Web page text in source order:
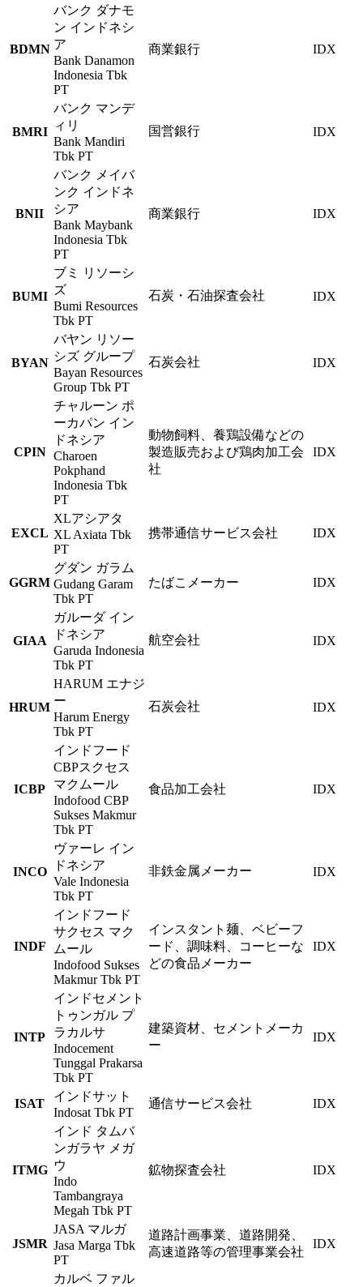
BDMN
バンク ダナモ
ン インドネシ
ア
Bank Danamon
Indonesia Tbk
PT
商業銀行 IDX
BMRI
バンク マンデ
ィリ
Bank Mandiri
Tbk PT
国営銀行 IDX
BNII
バンク メイバ
ンク インドネ
シア
Bank Maybank
Indonesia Tbk
PT
商業銀行 IDX
BUMI
ブミ リソーシ
ズ
Bumi Resources
Tbk PT
石炭・石油探査会社 IDX
BYAN
バヤン リソー
シズ グループ
Bayan Resources
Group Tbk PT
石炭会社 IDX
CPIN
チャルーン ポ
ーカパン イン
ドネシア
Charoen
Pokphand
Indonesia Tbk
PT
動物飼料、養鶏設備などの
製造販売および鶏肉加工会
社
IDX
EXCL
XLアシアタ
XL Axiata Tbk
PT
携帯通信サービス会社 IDX
GGRM
グダン ガラム
Gudang Garam
Tbk PT
たばこメーカー IDX
GIAA
ガルーダ イン
ドネシア
Garuda Indonesia
Tbk PT
航空会社 IDX
HRUM
HARUM エナジ
ー
Harum Energy
Tbk PT
石炭会社 IDX
ICBP
インドフード
CBPスクセス
マクムール
Indofood CBP
Sukses Makmur
Tbk PT
食品加工会社 IDX
INCO
ヴァーレ イン
ドネシア
Vale Indonesia
Tbk PT
非鉄金属メーカー IDX
INDF
インドフード
サクセス マク
ムール
Indofood Sukses
Makmur Tbk PT
インスタント麺、ベビーフ
ード、調味料、コーヒーな
どの食品メーカー
IDX
INTP
インドセメント
トゥンガル プ
ラカルサ
Indocement
Tunggal Prakarsa
Tbk PT
建築資材、セメントメーカ
ー
IDX
ISAT
インドサット
Indosat Tbk PT
通信サービス会社 IDX
ITMG
インド タムバ
ンガラヤ メガ
ウ
Indo
Tambangraya
Megah Tbk PT
鉱物探査会社 IDX
JSMR
JASA マルガ
Jasa Marga Tbk
PT
道路計画事業、道路開発、
高速道路等の管理事業会社
IDX
カルベ ファル